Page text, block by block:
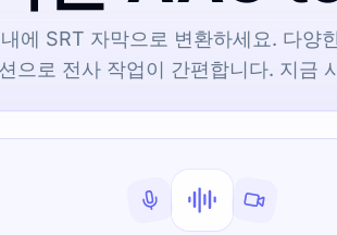
에 SRT 자막으로 변환하세요. 다양
으로 전사 작업이 간편합니다. 지금